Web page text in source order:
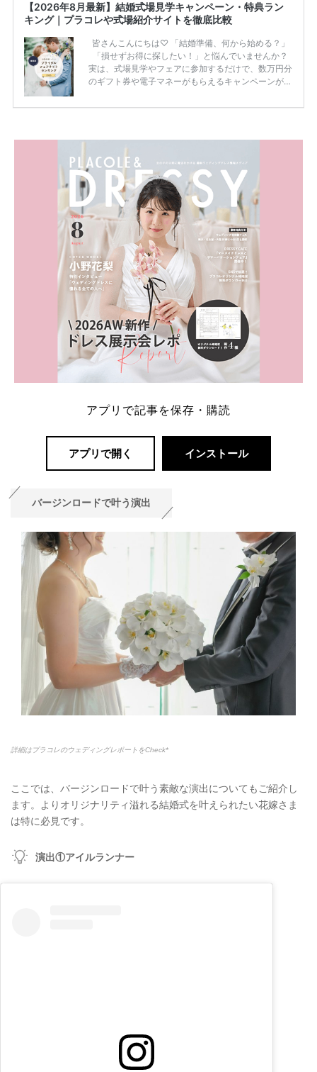
【2026年8月最新】結婚式場見学キャンペーン・特典ラン
キング｜プラコレや式場紹介サイトを徹底比較
皆さんこんにちは♡ 「結婚準備、何から始める？」
「損せずお得に探したい！」と悩んでいませんか？
実は、式場見学やフェアに参加するだけで、数万円分
のギフト券や電子マネーがもらえるキャンペーンがあ
ため、比較せずに選ぶと損をしてしまうことも……。
内容：特典金額・条件・応募方法・注意点 「どこが
一番お得？」「プラコレの特典は？」といった疑問も
解決します。 まずは診断で候補を絞れる「ウェディ
ング診断」か、体験型 […]
続きを読む
アプリで記事を保存・購読
アプリで開く インストール
バージンロードで叶う演出
詳細はプラコレのウェディングレポートをCheck*
ここでは、バージンロードで叶う素敵な演出についてもご紹介し
ます。よりオリジナリティ溢れる結婚式を叶えられたい花嫁さま
は特に必見です。
演出①アイルランナー